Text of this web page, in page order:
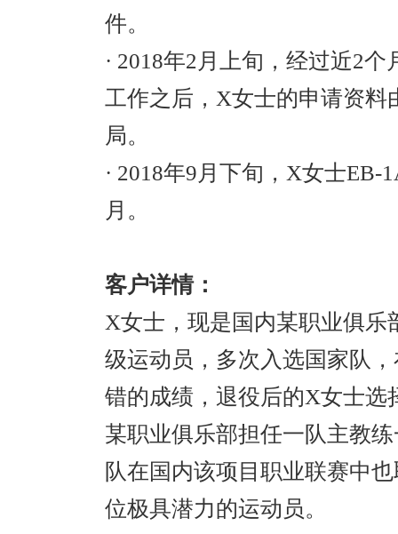
件。
· 2018年2月上旬，经过近2个
工作之后， X女士的申请资料
局。
· 2018年9月下旬， X女士EB-
月。
客户详情：
X女士，现是国内某职业俱
级运动员，多次入选国家队
错的成绩，退役后的X女士选
某职业俱乐部担任一队主教
队在国内该项目职业联赛中
位极具潜力的运动员。